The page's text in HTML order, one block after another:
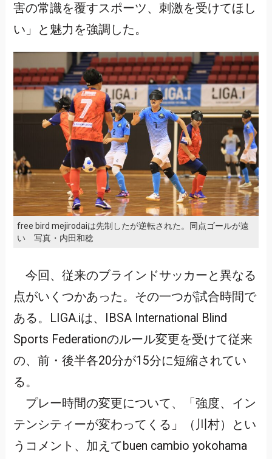
害の常識を覆すスポーツ、刺激を受けてほし
い」と魅力を強調した。
free bird mejirodaiは先制したが逆転された。同点ゴールが遠
い 写真・内田和稔
今回、従来のブラインドサッカーと異なる
点がいくつかあった。その一つが試合時間で
ある。LIGA.iは、IBSA International Blind
Sports Federationのルール変更を受けて従来
の、前・後半各20分が15分に短縮されてい
る。
プレー時間の変更について、「強度、イン
テンシティーが変わってくる」（川村）とい
うコメント、加えてbuen cambio yokohama